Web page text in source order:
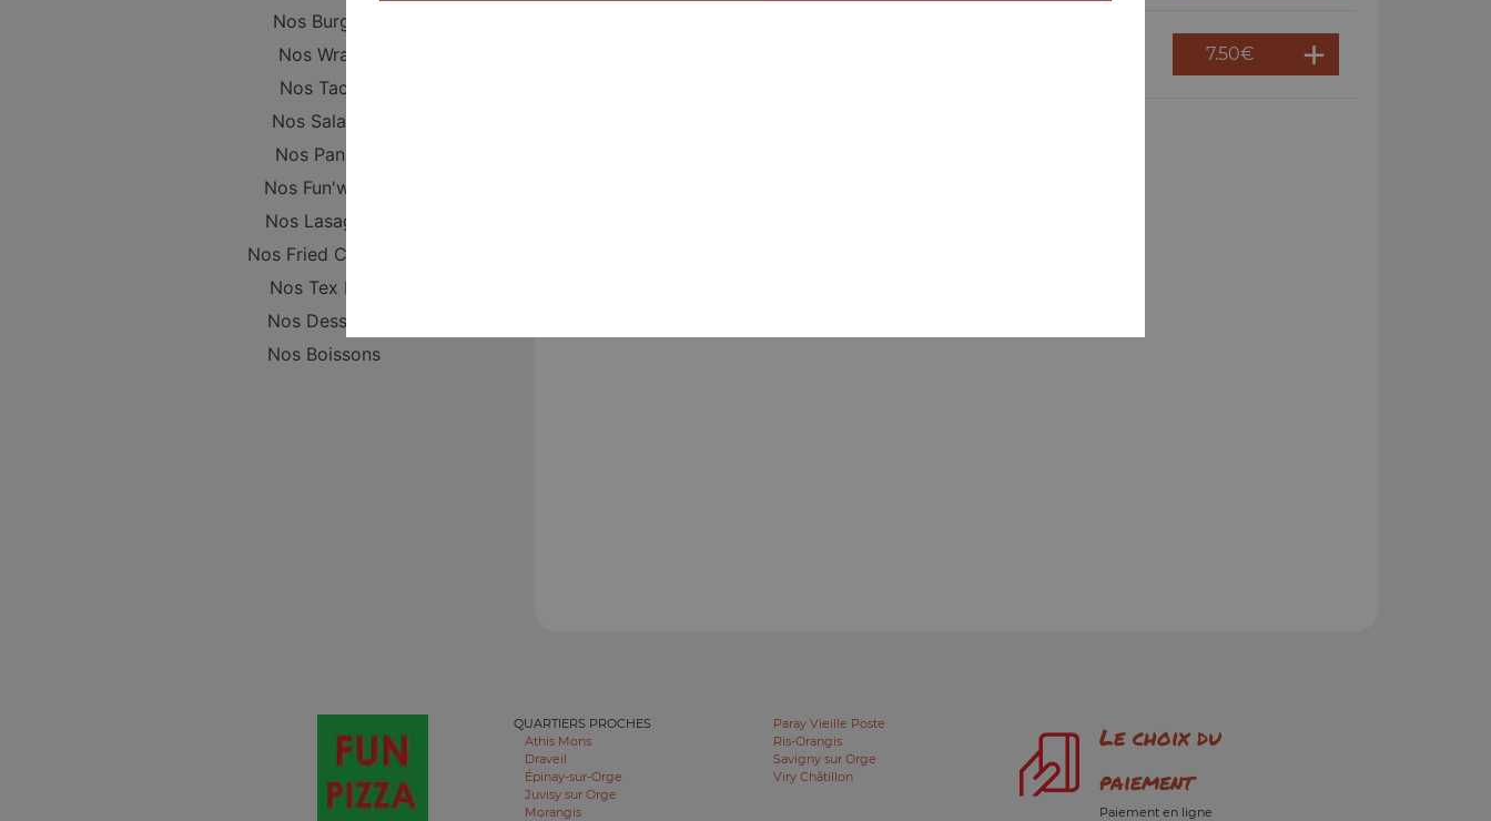
Nos Burgers
Nos Wraps
Nos Tacos
Nos Salades
Nos Paninis
Nos Fun'wichs
Nos Lasagnes
Nos Fried Chicken
Nos Tex Mex
Nos Desserts
Nos Boissons
7.50€
QUARTIERS PROCHES
Athis Mons
Draveil
Épinay-sur-Orge
Juvisy sur Orge
Morangis
Paray Vieille Poste
Ris-Orangis
Savigny sur Orge
Viry Châtillon
Le choix du
paiement
Paiement en ligne